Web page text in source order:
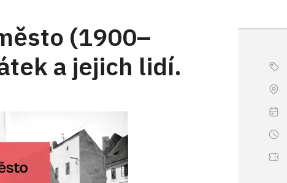
(1900–
a jejich lidí.